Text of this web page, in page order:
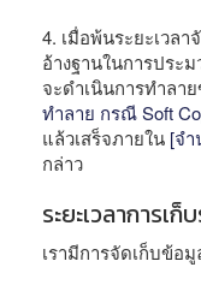
4. เมื่อพ้นระยะเวล
อ้างฐานในการประ
จะดำเนินการทำล
ทำลาย กรณี Soft
แล้วเสร็จภายใน [จ
กล่าว
ระยะเวลาการเ
เรามีการจัดเก็บข้อ